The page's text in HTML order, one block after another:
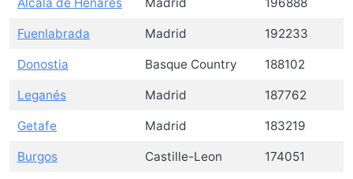
Fuenlabrada Madrid 192233
Donostia Basque Country 188102
Leganés Madrid 187762
Getafe Madrid 183219
Burgos Castille-Leon 174051